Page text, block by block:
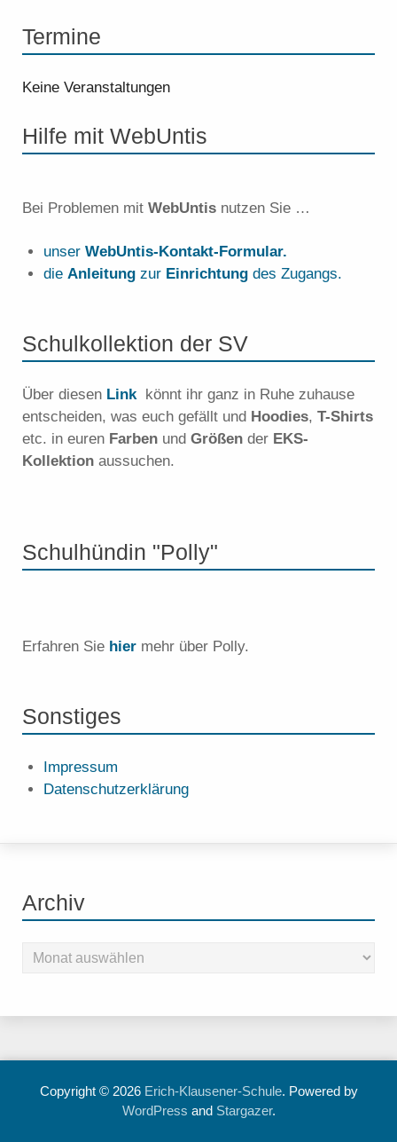
Termine
Keine Veranstaltungen
Hilfe mit WebUntis
Bei Problemen mit WebUntis nutzen Sie …
unser WebUntis-Kontakt-Formular.
die Anleitung zur Einrichtung des Zugangs.
Schulkollektion der SV
Über diesen Link könnt ihr ganz in Ruhe zuhause
entscheiden, was euch gefällt und Hoodies, T-Shirts
etc. in euren Farben und Größen der EKS-
Kollektion aussuchen.
Schulhündin "Polly"
Erfahren Sie hier mehr über Polly.
Sonstiges
Impressum
Datenschutzerklärung
Archiv
Copyright © 2026 Erich-Klausener-Schule. Powered by
WordPress and Stargazer.